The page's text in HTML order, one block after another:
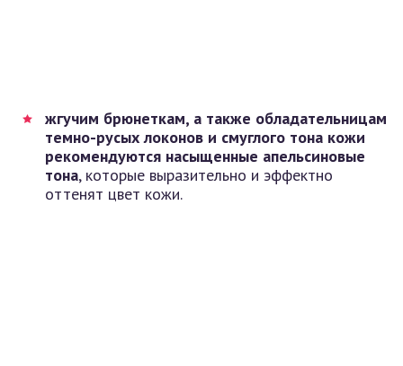
жгучим брюнеткам, а также обладательницам
темно-русых локонов и смуглого тона кожи
рекомендуются насыщенные апельсиновые
тона, которые выразительно и эффектно
оттенят цвет кожи.